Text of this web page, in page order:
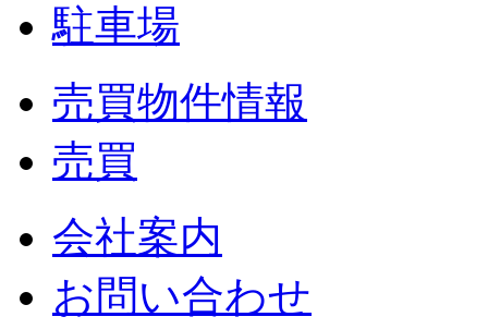
駐車場
売買物件情報
売買
会社案内
お問い合わせ